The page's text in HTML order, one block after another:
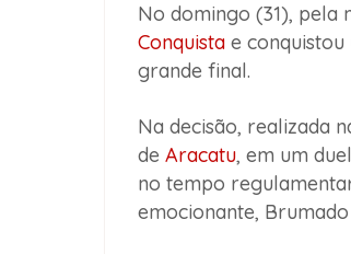
No domingo (31), pela
Conquistae conquistou
grande final.
Na decisão, realizada
de Aracatu, em um
no tempo
emocionante,